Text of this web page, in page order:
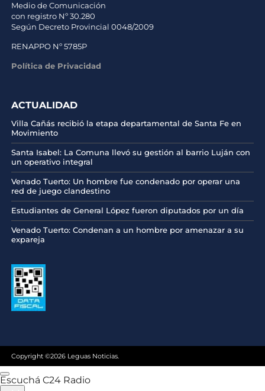
Medio de Comunicación
con registro Nº 30.280
Según Decreto Provincial 0048/2009
RENAPPO Nº 5785P
Política de Privacidad
ACTUALIDAD
Villa Cañás recibió la etapa departamental de Santa Fe en
Movimiento
Santa Isabel: La Comuna llevó su gestión al barrio Luján con
un operativo integral
Venado Tuerto: Un hombre fue condenado por operar una
red de juego clandestino
Estudiantes de General López fueron diputados por un día
Venado Tuerto: Condenan a un hombre por amenazar a su
expareja
Copyright ©2026 Leguas Noticias.
Escuchá C24 Radio